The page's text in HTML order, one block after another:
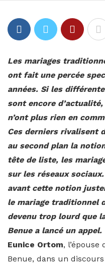
Les mariages
ont fait une percée
années. Si les
sont encore
n’ont plus rien en
Ces derniers rivalisent
au second plan la
tête de liste, les
sur les réseaux
avant cette notion
le mariage traditionnel
devenu trop lourd que
Benue a lancé un appel.
Eunice Ortom, l’épouse
Benue, dans un